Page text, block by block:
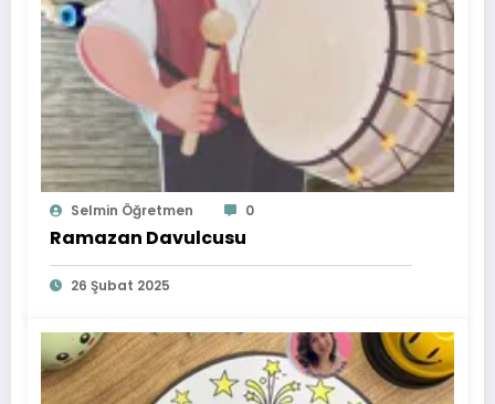
Selmin Öğretmen 0
Ramazan Davulcusu
26 Şubat 2025